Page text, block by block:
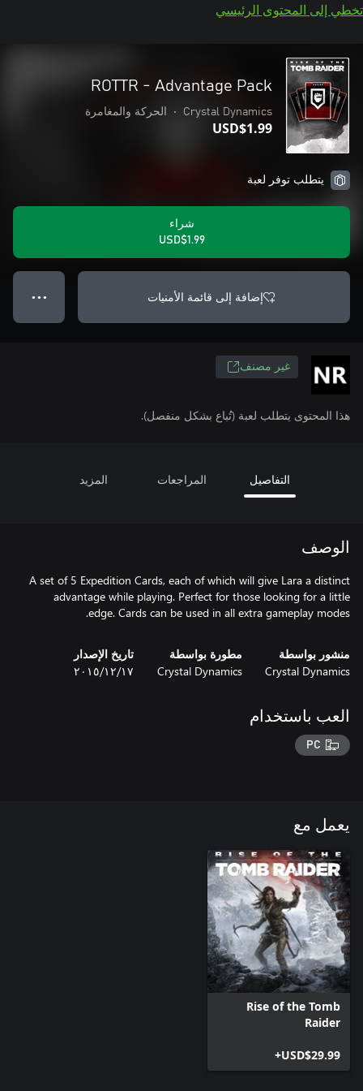
تخطي إلى المحتوى الرئيسي
ROTTR - Advantage Pack
Crystal Dynamics
• الحركة والمغامرة
USD$1.99
يتطلب توفر لعبة
شراء
USD$1.99
إضافة إلى قائمة الأمنيات ● ● ●
غير مصنف
هذا المحتوى يتطلب لعبة (تُباع بشكل منفصل).
التفاصيل المراجعات المزيد
الوصف
A set of 5 Expedition Cards, each of which will give Lara a distinct
advantage while playing. Perfect for those looking for a little
edge. Cards can be used in all extra gameplay modes.
منشور بواسطة
Crystal Dynamics
مطورة بواسطة
Crystal Dynamics
تاريخ الإصدار
١٧‏/١٢‏/٢٠١٥
العب باستخدام
PC
يعمل مع
Rise of the Tomb
Raider
USD$29.99+